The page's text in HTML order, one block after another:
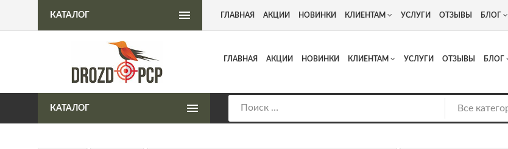
Интернет-магазин пневматического оружия Адрес: г. Москва, Люберцы, Котельнический проезд 13
ГЛАВНАЯ АКЦИИ НОВИНКИ КЛИЕНТАМ УСЛУГИ ОТЗЫВЫ БЛОГ
КАТАЛОГ
КАТАЛОГ ГЛАВНАЯ АКЦИИ НОВИНКИ КЛИЕНТАМ УСЛУГИ ОТЗЫВЫ БЛОГ